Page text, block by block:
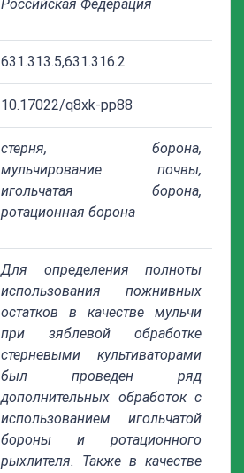
Российская Федерация
631.313.5,631.316.2
10.17022/q8xk-pp88
стерня, борона,
мульчирование почвы,
игольчатая борона,
ротационная борона
Для определения полноты
использования пожнивных
остатков в качестве мульчи
при зяблевой обработке
стерневыми культиваторами
был проведен ряд
дополнительных обработок с
использованием игольчатой
бороны и ротационного
рыхлителя. Также в качестве